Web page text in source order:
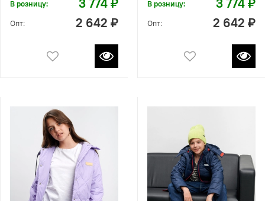
В розницу: 3 774 ₽
Опт: 2 642 ₽
В розницу: 3 774 ₽
Опт: 2 642 ₽